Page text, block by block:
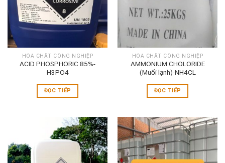
HÓA CHẤT CÔNG NGHIỆP
ACID PHOSPHORIC 85%-
H3PO4
ĐỌC TIẾP
HÓA CHẤT CÔNG NGHIỆP
AMMONIUM CHOLORIDE
(Muối lạnh)-NH4CL
ĐỌC TIẾP